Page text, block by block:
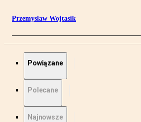
Przemysław Wojtasik
Powiązane
Polecane
Najnowsze